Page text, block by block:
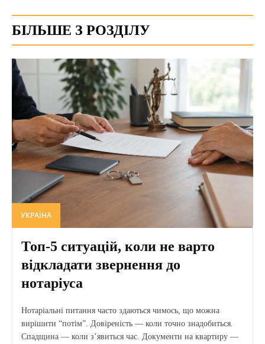
БІЛЬШЕ З РОЗДІЛУ
УКРАЇНА
Топ-5 ситуацій, коли не варто
відкладати звернення до
нотаріуса
Нотаріальні питання часто здаються чимось, що можна
вирішити “потім”. Довіреність — коли точно знадобиться.
Спадщина — коли з’явиться час. Документи на квартиру —